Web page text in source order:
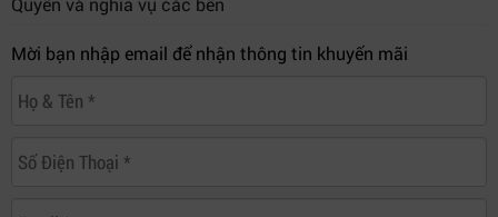
Mời bạn nhập email để nhận thông tin khuyến mãi